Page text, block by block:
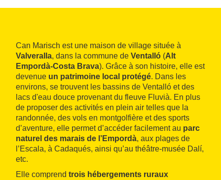
Can Marisch est une maison de village située à
Valveralla, dans la commune de Ventalló (Alt
Empordà-Costa Brava). Grâce à son histoire, elle est
devenue un patrimoine local protégé. Dans les
environs, se trouvent les bassins de Ventalló et des
lacs d'eau douce provenant du fleuve Fluvià. En plus
de proposer des activités en plein air telles que la
randonnée, des vols en montgolfière et des sports
d’aventure, elle permet d’accéder facilement au parc
naturel des marais de l’Empordà, aux plages de
l’Escala, à Cadaqués, ainsi qu’au théâtre-musée Dalí,
etc.
Elle comprend trois hébergements ruraux